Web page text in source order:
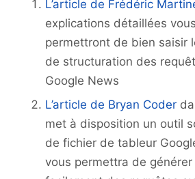
L’article de Frédéric
explications détaillées vous
permettront de bien saisir
de structuration des
Google News
L’article de Bryan Coder
met à disposition un outil
de fichier de tableur
vous permettra de générer